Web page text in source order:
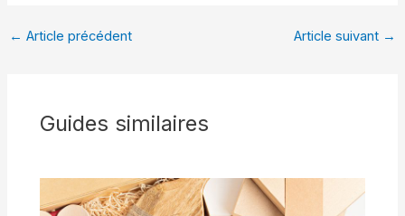
← Article précédent Article suivant →
Guides similaires